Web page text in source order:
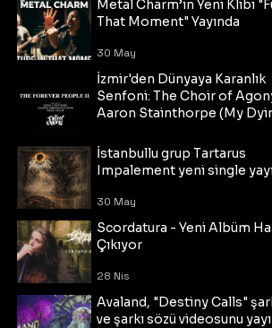
Metal Charm’ın Yeni Klibi
That Moment" Yayında
30 May
İzmir'den Dünyaya Karanlık
Senfoni: The Choir of
Aaron Stainthorpe (My
Tekli!
30 May
İstanbullu grup Tartarus
Impalement yeni single
30 May
Scordatura - Yeni Albüm
Çıkıyor
28 Nis
Avaland, "Destiny Calls"
ve şarkı sözü videosunu